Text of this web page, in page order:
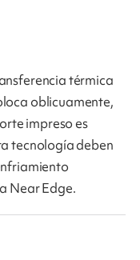
térmica
oblicuamente,
impreso es
tecnología deben
Near Edge.